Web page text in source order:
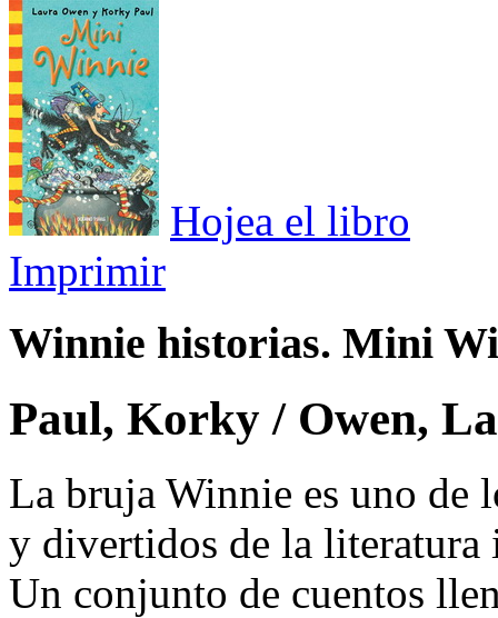
Hojea el libro
Imprimir
Winnie historias. Mini
Paul, Korky / Owen,
La bruja Winnie es uno de
y divertidos de la
Un conjunto de cuentos